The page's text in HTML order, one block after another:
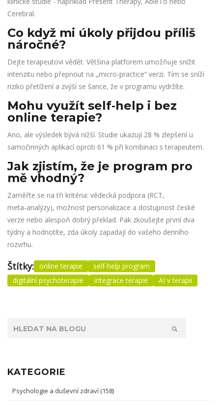
Cerebral.
Co když mi úkoly přijdou příliš
náročné?
Dejte terapeutovi vědět. Většina platforem umožňuje snížit
intenzitu nebo přepnout na „micro‑practice“ verzi. Tím se sníží
riziko přetížení a zvýší se šance, že v programu vydržíte.
Mohu využít self‑help i bez
online terapie?
Ano, ale výsledek bývá nižší. Studie ukazují 28 % zlepšení u
samočinných aplikací oproti 61 % při kombinaci s terapeutem.
Jak zjistím, že je program pro
mě vhodný?
Zaměřte se na tři kritéria: vědecká podpora (RCT,
meta‑analýzy), možnost personalizace a dostupnost české
verze nebo alespoň dobrý překlad. Pak zkoušejte první dva
týdny a hodnotíte, zda úkoly zapadají do vašeho denního
rozvrhu.
Štítky: online terapie
self-help program
digitální psychoterapie
integrace terapie AI v terapii
KATEGORIE
Psychologie a duševní zdraví (158)